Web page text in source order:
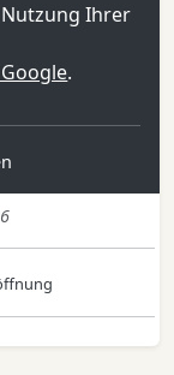
Ihrer
.